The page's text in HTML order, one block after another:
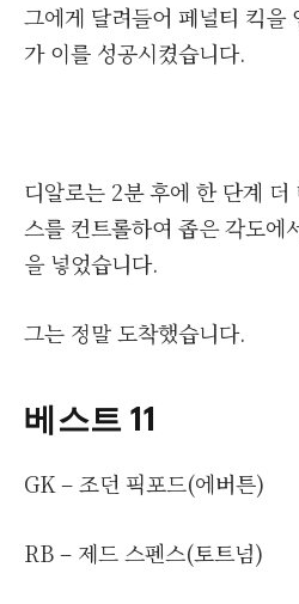
그에게 달려들어 페널티 킥을
가 이를 성공시켰습니다.
디알로는 2분 후에 한 단계
스를 컨트롤하여 좁은 각도에
을 넣었습니다.
그는 정말 도착했습니다.
베스트 11
GK – 조던 픽포드(에버튼)
RB – 제드 스펜스(토트넘)